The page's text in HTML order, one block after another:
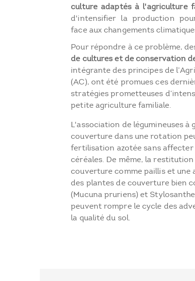
culture adaptés à l'agriculture
d'intensifier la production
face aux changements
Pour répondre à ce problème,
de cultures et de conservation
intégrante des principes de
(AC), ont été promues ces
stratégies prometteuses
petite agriculture familiale.
L'association de légumineuses à
couverture dans une rotation
fertilisation azotée sans affecter
céréales. De même, la
couverture comme paillis et une
des plantes de couverture bien
(Mucuna pruriens) et
peuvent rompre le cycle des
la qualité du sol.